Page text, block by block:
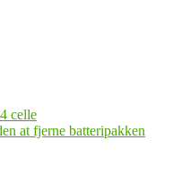
celle
at fjerne batteripakken